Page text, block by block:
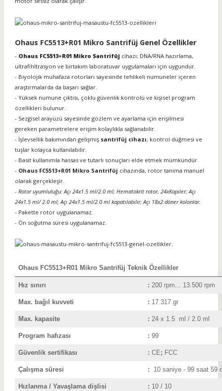
Ohaus FC5513+R01 Mikro Santrifüj Genel Özellikler
- Ohaus FC5513+R01 Mikro Santrifüj cihazı; DNA/RNA hazırlama,
ultrafihltrasyon ve birtakım laboratuvar uygulamaları için uygundur.
- Biyolojik muhafaza rotorları sayesinde tehlikeli numuneler içeren
araştırmalarda da başarı sağlar.
- Yüksek numune çıktısı, çoklu güvenlik kontrolü ve kişisel program
özellikleri bulunur.
- Sezgisel arayüzü sayesinde gözlem ve ayarlama için erişilmesi
gereken parametrelere erişim kolaylıkla sağlanabilir.
- İşlevsellik bakımından gelişmiş santrifüj cihazı; kontrol düğmesi ve
tuşlar kolayca kullanılabilir.
- Basit kullanımla hassas ve tutarlı sonuçları elde etmek mümkündür.
- Ohaus FC5513+R01 Mikro Santrifüj cihazında, rotor tanıma manuel
olarak gerçekleşir.
- Rotor uyumluluğu: Açı 24x1.5 ml/2.0 ml; Hematokrit rotor, 24xKapiler; Açı
24x1.5 ml/ 2.0 ml; Açı 24x1.5 ml/2.0 ml kapatılabilir; Açı 18x2 döner kolonlar.
- Pakette rotor uygulanamaz.
- Ön soğutma süresi uygulanamaz.
Ohaus FC5513+R01 Mikro Santrifüj Teknik Özellikler
Hız sınırı : 200 rpm... 13.500 rpm
Max. bağıl kuvveti : 17.317 gr
Max. kapasite : 24 x 1.5 ml / 2.0 ml
Program hafızası : 99
Güvenlik sertifikası : CE; FCC
Çalışma süresi : 10 saniye - 99 saat 59
Hızlanma / Yavaşlama dişlisi : 10 / 10